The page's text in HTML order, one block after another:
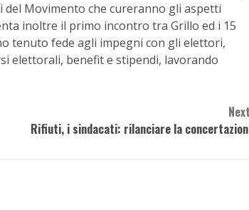
Movimento che cureranno gli aspetti
inoltre il primo incontro tra Grillo ed i 15
tenuto fede agli impegni con gli elettori,
elettorali, benefit e stipendi, lavorando
Rifiuti, i sindacati: rilanciare la